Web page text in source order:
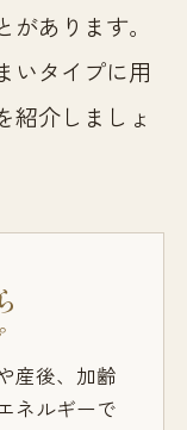
あります。
いタイプに用
紹介しましょ
産後、加齢
ネルギーで